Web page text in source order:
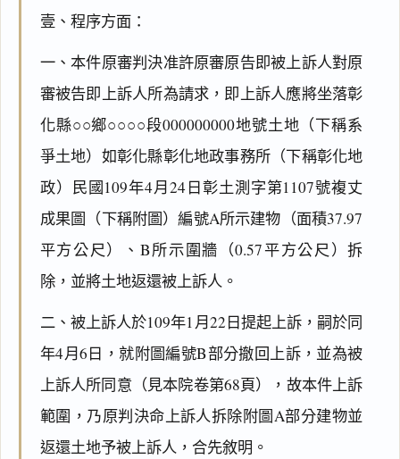
壹、程序方面：
一、本件原審判決准許原審原告即被上訴人對原
審被告即上訴人所為請求，即上訴人應將坐落彰
化縣○○鄉○○○○段000000000地號土地（下稱系
爭土地）如彰化縣彰化地政事務所（下稱彰化地
政）民國109年4月24日彰土測字第1107號複丈
成果圖（下稱附圖）編號A所示建物（面積37.97
平方公尺）、B所示圍牆（0.57平方公尺）拆
除，並將土地返還被上訴人。
二、被上訴人於109年1月22日提起上訴，嗣於同
年4月6日，就附圖編號B部分撤回上訴，並為被
上訴人所同意（見本院卷第68頁），故本件上訴
範圍，乃原判決命上訴人拆除附圖A部分建物並
返還土地予被上訴人，合先敘明。